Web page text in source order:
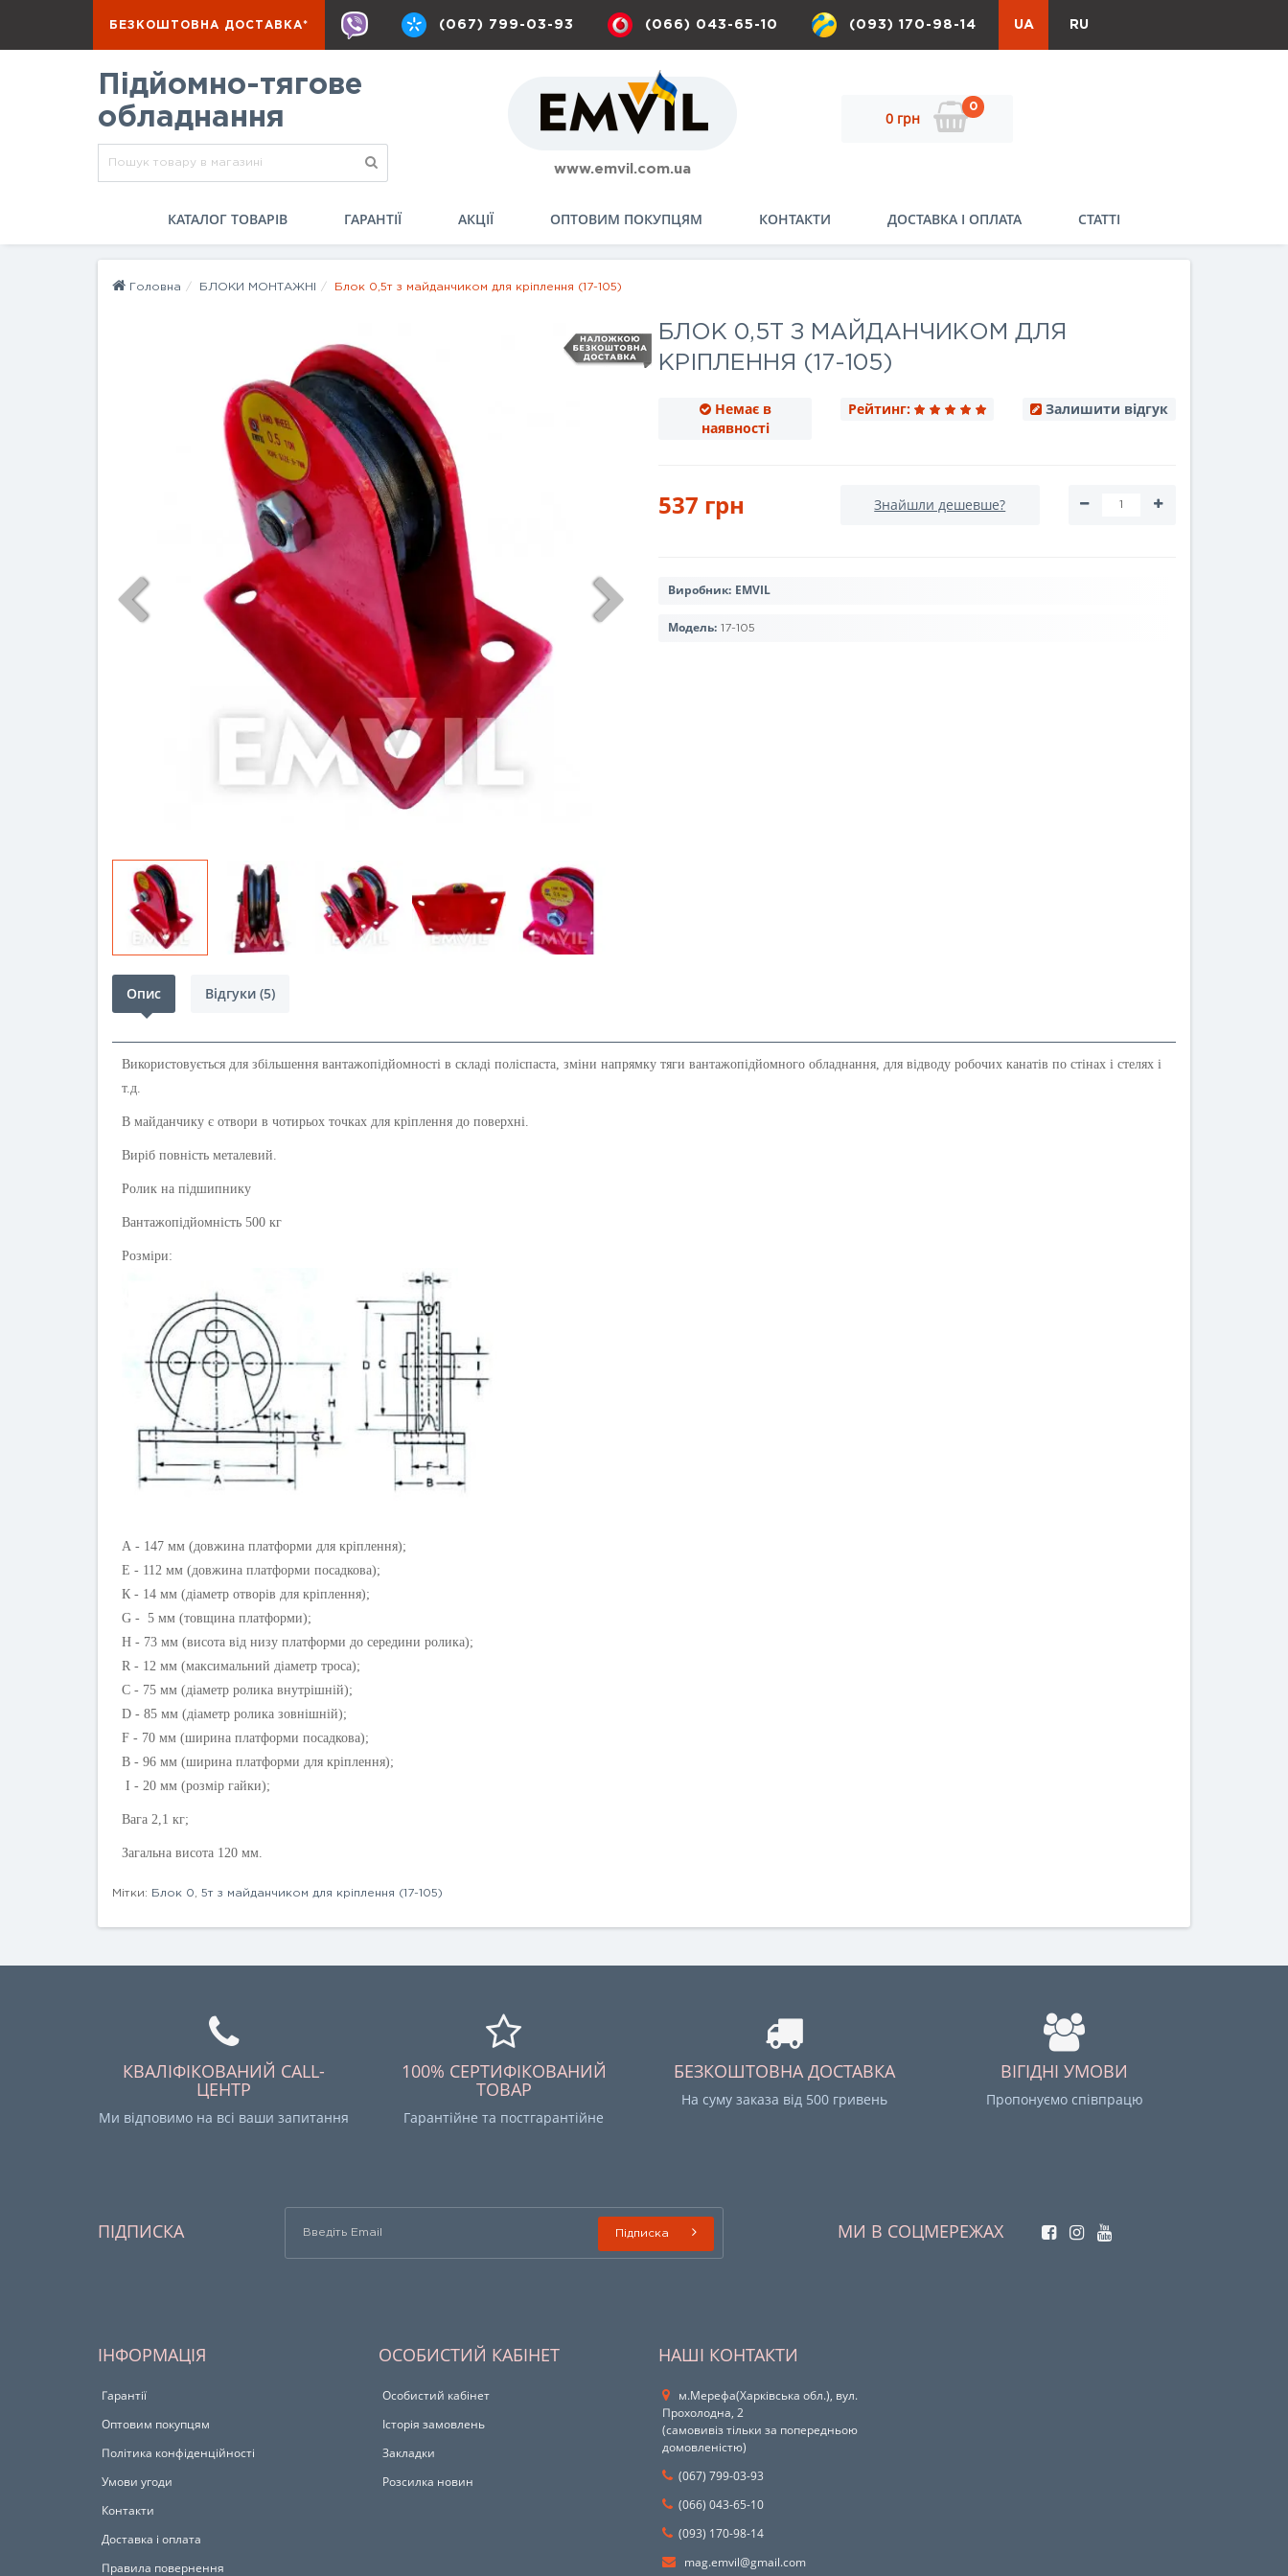
БЕЗКОШТОВНА ДОСТАВКА* (067) 799-03-93 (066) 043-65-10 (093) 170-98-14 UA RU
Підйомно-тягове
обладнання
www.emvil.com.ua
0 грн
0
КАТАЛОГ ТОВАРІВ ГАРАНТІЇ АКЦІЇ ОПТОВИМ ПОКУПЦЯМ КОНТАКТИ ДОСТАВКА І ОПЛАТА СТАТТІ
Головна БЛОКИ МОНТАЖНІ Блок 0,5т з майданчиком для кріплення (17-105)
БЛОК 0,5Т З МАЙДАНЧИКОМ ДЛЯ
КРІПЛЕННЯ (17-105)
Немає в
наявності
Рейтинг: Залишити відгук
537 грн Знайшли дешевше?
Виробник: EMVIL
Модель: 17-105
Опис Відгуки (5)
Використовується для збільшення вантажопідйомності в складі поліспаста, зміни напрямку тяги вантажопідйомного обладнання, для відводу робочих канатів по стінах і стелях і
т.д.
В майданчику є отвори в чотирьох точках для кріплення до поверхні.
Виріб повність металевий.
Ролик на підшипнику
Вантажопідйомність 500 кг
Розміри:
А - 147 мм (довжина платформи для кріплення);
Е - 112 мм (довжина платформи посадкова);
К - 14 мм (діаметр отворів для кріплення);
G - 5 мм (товщина платформи);
Н - 73 мм (висота від низу платформи до середини ролика);
R - 12 мм (максимальний діаметр троса);
С - 75 мм (діаметр ролика внутрішній);
D - 85 мм (діаметр ролика зовнішній);
F - 70 мм (ширина платформи посадкова);
B - 96 мм (ширина платформи для кріплення);
I - 20 мм (розмір гайки);
Вага 2,1 кг;
Загальна висота 120 мм.
Мітки: Блок 0 5т з майданчиком для кріплення (17-105)
КВАЛІФІКОВАНИЙ CALL-
ЦЕНТР
Ми відповимо на всі ваши запитання
100% СЕРТИФІКОВАНИЙ
ТОВАР
Гарантійне та постгарантійне
БЕЗКОШТОВНА ДОСТАВКА
На суму заказа від 500 гривень
ВІГІДНІ УМОВИ
Пропонуємо співпрацю
ПІДПИСКА Підписка МИ В СОЦМЕРЕЖАХ
ІНФОРМАЦІЯ
Гарантії
Оптовим покупцям
Політика конфіденційності
Умови угоди
Контакти
Доставка і оплата
Правила повернення
ОСОБИСТИЙ КАБІНЕТ
Особистий кабінет
Історія замовлень
Закладки
Розсилка новин
НАШІ КОНТАКТИ
м.Мерефа(Харківська обл.), вул.
Прохолодна, 2
(самовивіз тільки за попередньою
домовленістю)
(067) 799-03-93
(066) 043-65-10
(093) 170-98-14
mag.emvil@gmail.com